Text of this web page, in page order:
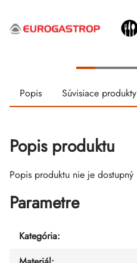
Popis Súvisiace produkty
Popis produktu
Popis produktu nie je dostupný
Parametre
Kategória: